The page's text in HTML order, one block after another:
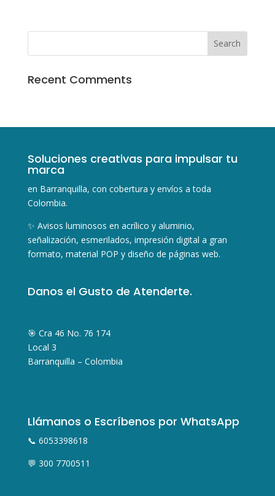
Recent Comments
Soluciones creativas para impulsar tu
marca
en Barranquilla, con cobertura y envíos a toda
Colombia.
✨ Avisos luminosos en acrílico y aluminio,
señalización, esmerilados, impresión digital a gran
formato, material POP y diseño de páginas web.
Danos el Gusto de Atenderte.
🎯 Cra 46 No. 76 174
Local 3
Barranquilla – Colombia
Llámanos o Escríbenos por WhatsApp
📞 6053398618
💬 300 7700511